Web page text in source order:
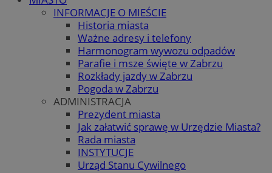
INFORMACJE O MIEŚCIE
Historia miasta
Ważne adresy i telefony
Harmonogram wywozu odpadów
Parafie i msze święte w Zabrzu
Rozkłady jazdy w Zabrzu
Pogoda w Zabrzu
ADMINISTRACJA
Prezydent miasta
Jak załatwić sprawę w Urzędzie Miasta?
Rada miasta
INSTYTUCJE
Urząd Stanu Cywilnego